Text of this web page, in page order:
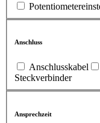
Anschluss
Anschlusskabel
Steckverbinder
Ansprechzeit